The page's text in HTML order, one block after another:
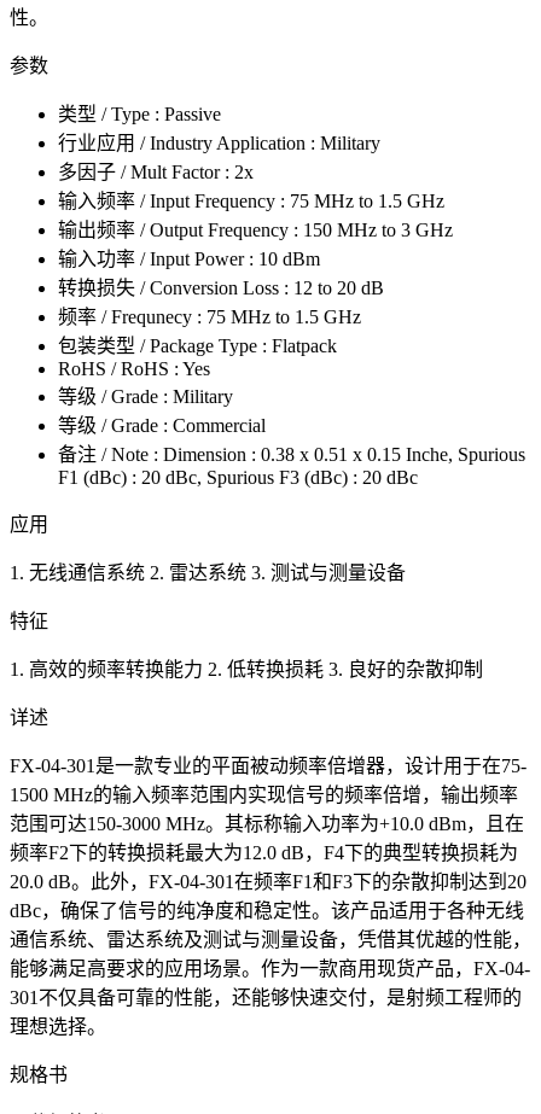
性。
参数
类型 / Type : Passive
行业应用 / Industry Application : Military
多因子 / Mult Factor : 2x
输入频率 / Input Frequency : 75 MHz to 1.5 GHz
输出频率 / Output Frequency : 150 MHz to 3 GHz
输入功率 / Input Power : 10 dBm
转换损失 / Conversion Loss : 12 to 20 dB
频率 / Frequnecy : 75 MHz to 1.5 GHz
包装类型 / Package Type : Flatpack
RoHS / RoHS : Yes
等级 / Grade : Military
等级 / Grade : Commercial
备注 / Note : Dimension : 0.38 x 0.51 x 0.15 Inche, Spurious
F1 (dBc) : 20 dBc, Spurious F3 (dBc) : 20 dBc
应用
1. 无线通信系统 2. 雷达系统 3. 测试与测量设备
特征
1. 高效的频率转换能力 2. 低转换损耗 3. 良好的杂散抑制
详述
FX-04-301是一款专业的平面被动频率倍增器，设计用于在75-
1500 MHz的输入频率范围内实现信号的频率倍增，输出频率
范围可达150-3000 MHz。其标称输入功率为+10.0 dBm，且在
频率F2下的转换损耗最大为12.0 dB，F4下的典型转换损耗为
20.0 dB。此外，FX-04-301在频率F1和F3下的杂散抑制达到20
dBc，确保了信号的纯净度和稳定性。该产品适用于各种无线
通信系统、雷达系统及测试与测量设备，凭借其优越的性能，
能够满足高要求的应用场景。作为一款商用现货产品，FX-04-
301不仅具备可靠的性能，还能够快速交付，是射频工程师的
理想选择。
规格书